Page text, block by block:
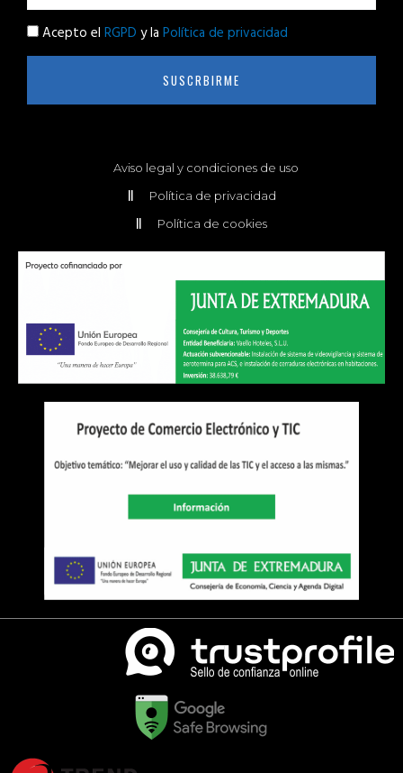
Acepto el RGPD y la Política de privacidad
SUSCRBIRME
Aviso legal y condiciones de uso
Política de privacidad
Política de cookies